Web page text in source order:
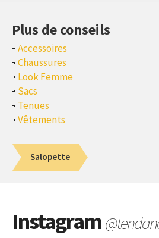
Plus de conseils
Accessoires
Chaussures
Look Femme
Sacs
Tenues
Vêtements
Salopette
Instagram